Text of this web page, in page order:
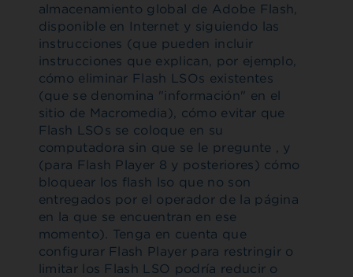
almacenamiento global de Adobe Flash,
disponible en Internet y siguiendo las
instrucciones (que pueden incluir
instrucciones que explican, por ejemplo,
cómo eliminar Flash LSOs existentes
(que se denomina "información" en el
sitio de Macromedia), cómo evitar que
Flash LSOs se coloque en su
computadora sin que se le pregunte , y
(para Flash Player 8 y posteriores) cómo
bloquear los flash lso que no son
entregados por el operador de la página
en la que se encuentran en ese
momento). Tenga en cuenta que
configurar Flash Player para restringir o
limitar los Flash LSO podría reducir o